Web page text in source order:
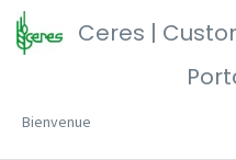
Ceres |
Bienvenue